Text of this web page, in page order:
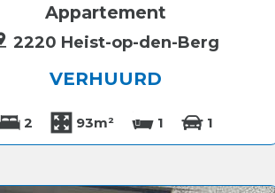
Appartement
2220 Heist-op-den-Berg
VERHUURD
2 93m² 1 1